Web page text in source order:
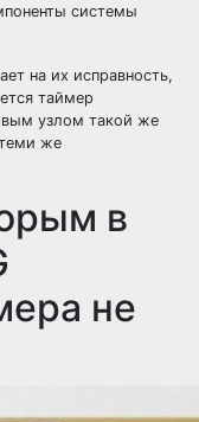
системы
на их исправность,
таймер
узлом такой же
же
в
не